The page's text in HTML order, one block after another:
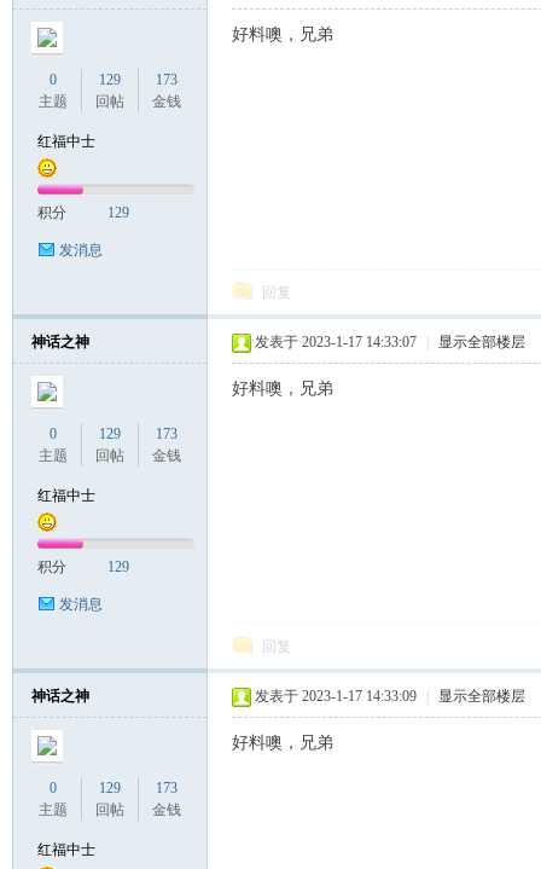
0
主题
129
回帖
173
金钱
红福中士
积分 129
发消息
好料噢，兄弟
回复
神话之神
0
主题
129
回帖
173
金钱
红福中士
积分 129
发消息
发表于 2023-1-17 14:33:07 显示全部楼层
好料噢，兄弟
回复
神话之神
0
主题
129
回帖
173
金钱
红福中士
发表于 2023-1-17 14:33:09 显示全部楼层
好料噢，兄弟